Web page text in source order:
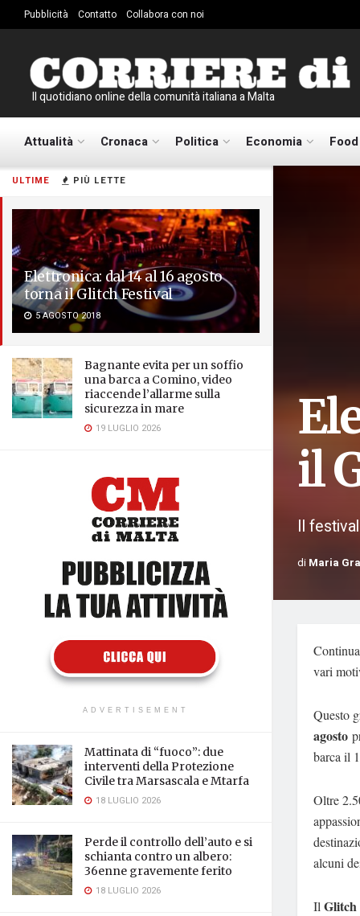
ULTIME PIÙ LETTE
Elettronica: dal 14 al 16 agosto
torna il Glitch Festival
5 AGOSTO 2018
Bagnante evita per un soffio
una barca a Comino, video
riaccende l’allarme sulla
sicurezza in mare
19 LUGLIO 2026
ADVERTISEMENT
Mattinata di “fuoco”: due
interventi della Protezione
Civile tra Marsascala e Mtarfa
18 LUGLIO 2026
Perde il controllo dell’auto e si
schianta contro un albero:
36enne gravemente ferito
18 LUGLIO 2026
Pubblicità Contatto Collabora con noi
Il quotidiano online della comunità italiana a Malta
Attualità Cronaca Politica Economia Food
il
Il
di Maria
vari
Questo
agosto
barca il
Oltre
alcuni
Il Glitch